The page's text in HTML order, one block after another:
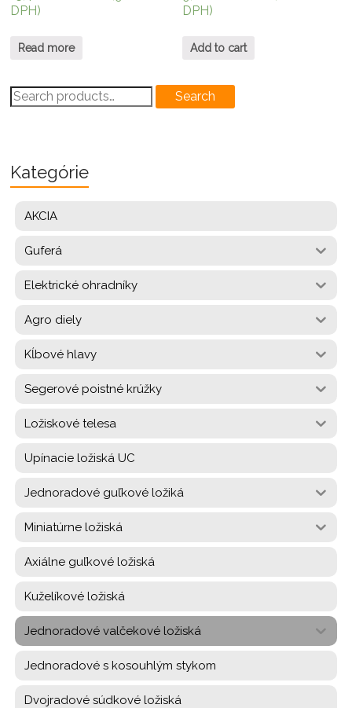
DPH)
Read more
DPH)
Add to cart
Search
for:
Search
Kategórie
AKCIA
Guferá
Elektrické ohradníky
Agro diely
Kĺbové hlavy
Segerové poistné krúžky
Ložiskové telesa
Upínacie ložiská UC
Jednoradové guľkové ložiká
Miniatúrne ložiská
Axiálne guľkové ložiská
Kuželíkové ložiská
Jednoradové valčekové ložiská
Jednoradové s kosouhlým stykom
Dvojradové súdkové ložiská